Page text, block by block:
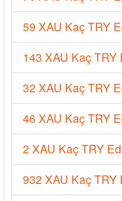
59 XAU Kaç TRY
143 XAU Kaç TRY
32 XAU Kaç TRY
46 XAU Kaç TRY
2 XAU Kaç TRY
932 XAU Kaç TRY